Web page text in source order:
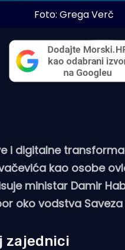
Foto: Grega Verč
i digitalne
kao osobe
ministar Damir
oko vodstva
zajednici